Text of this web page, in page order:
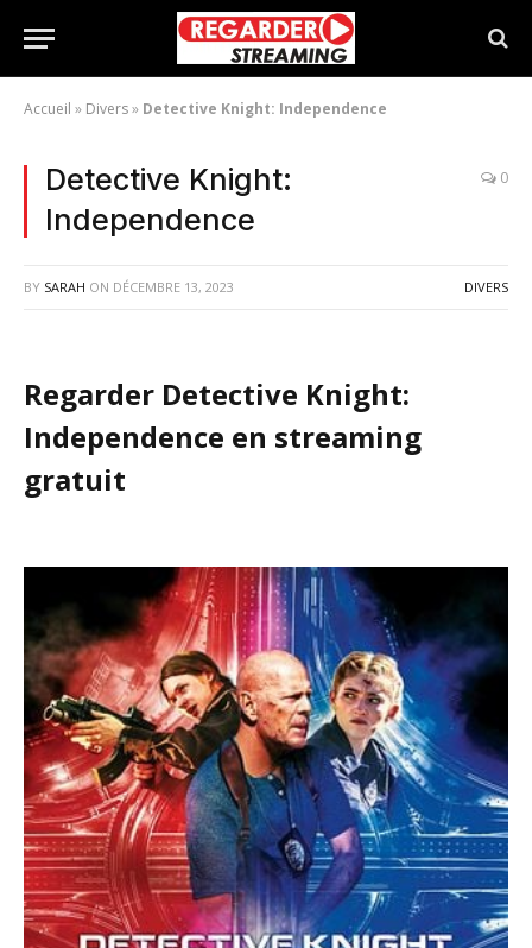
Accueil » Divers» Detective Knight: Independence
Detective Knight:
Independence
0
BY SARAH ON DÉCEMBRE 13, 2023 DIVERS
Regarder Detective Knight:
Independence en streaming
gratuit